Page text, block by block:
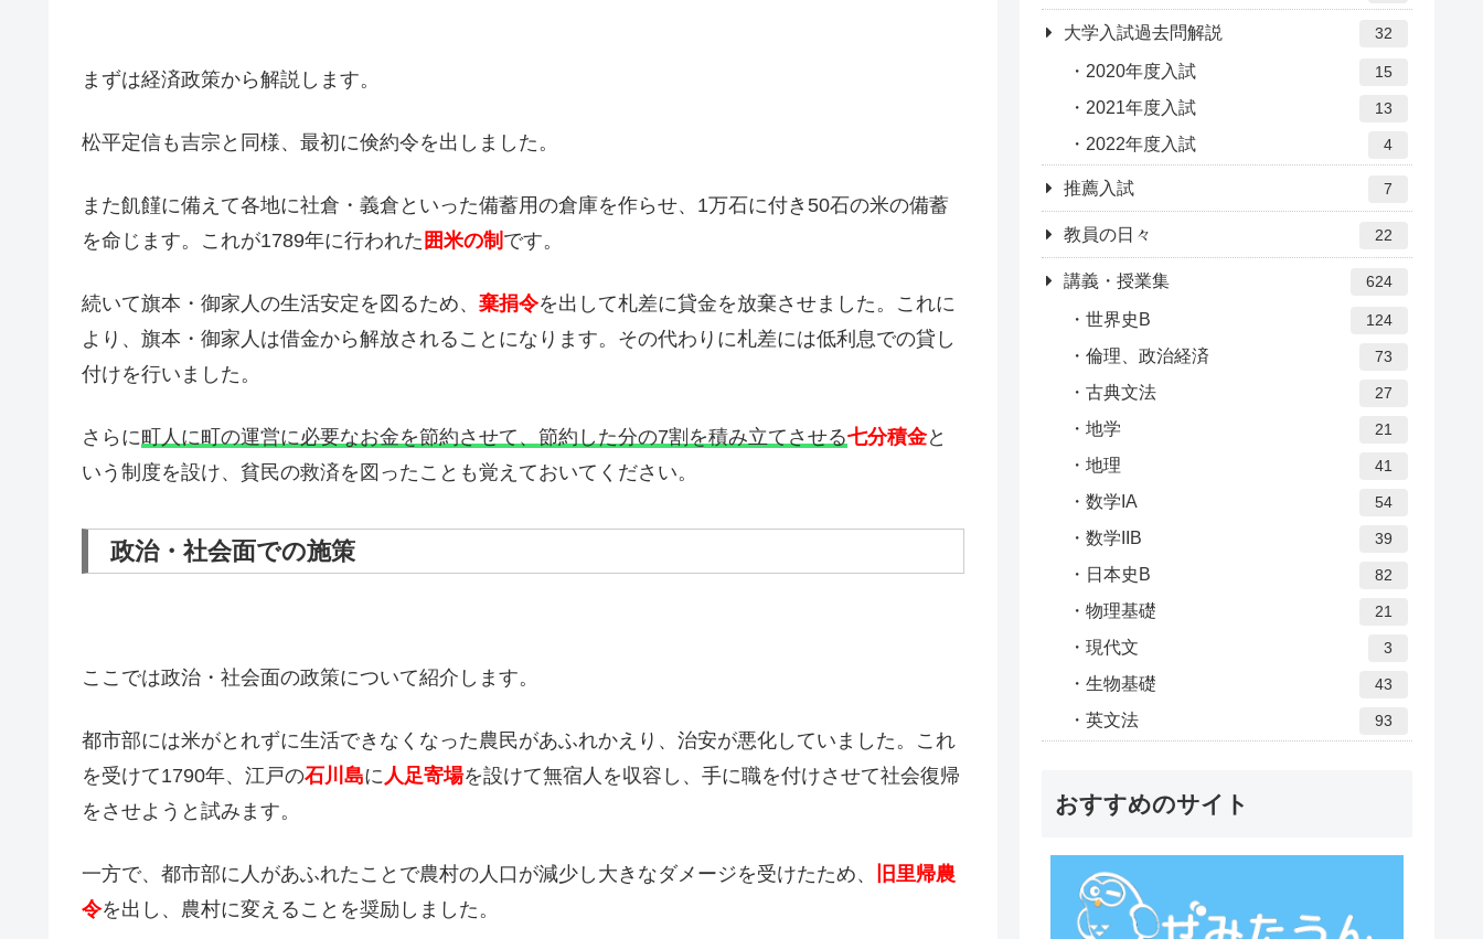
まずは経済政策から解説します。
松平定信も吉宗と同様、最初に倹約令を出しました。
また飢饉に備えて各地に社倉・義倉といった備蓄用の倉庫を作らせ、1万石に付き50石の米の備蓄
を命じます。これが1789年に行われた 囲米の制 です。
続いて旗本・御家人の生活安定を図るため、 棄捐令を出して札差に貸金を放棄させました。これに
より、旗本・御家人は借金から解放されることになります。その代わりに札差には低利息での貸し
付けを行いました。
さらに町人に町の運営に必要なお金を節約させて、節約した分の7割を積み立てさせる七分積金と
いう制度を設け、貧民の救済を図ったことも覚えておいてください。
政治・社会面での施策
ここでは政治・社会面の政策について紹介します。
都市部には米がとれずに生活できなくなった農民があふれかえり、治安が悪化していました。これ
を受けて1790年、江戸の石川島に 人足寄場を設けて無宿人を収容し、手に職を付けさせて社会復帰
をさせようと試みます。
一方で、都市部に人があふれたことで農村の人口が減少し大きなダメージを受けたため、
旧里帰農
令を出し、農村に変えることを奨励しました。
大学入試過去問解説 32
2020年度入試 15
2021年度入試 13
2022年度入試 4
推薦入試 7
教員の日々 22
講義・授業集 624
世界史B 124
倫理、政治経済 73
古典文法 27
地学 21
地理 41
数学IA 54
数学IIB 39
日本史B 82
物理基礎 21
現代文 3
生物基礎 43
英文法 93
おすすめのサイト